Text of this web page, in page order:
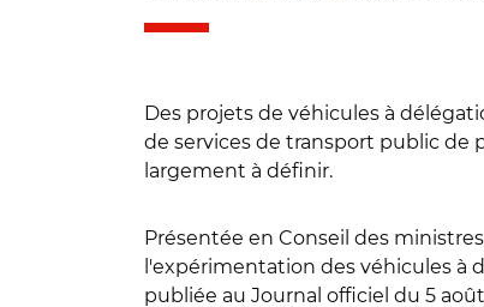
Des projets de véhicules à
de services de transport public de
largement à définir.
Présentée en Conseil des
l'expérimentation des véhicules à
publiée au Journal officiel du 5